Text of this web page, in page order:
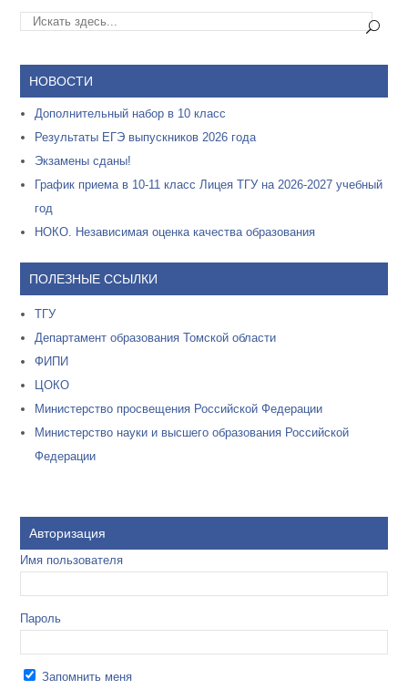
НОВОСТИ
Дополнительный набор в 10 класс
Результаты ЕГЭ выпускников 2026 года
Экзамены сданы!
График приема в 10-11 класс Лицея ТГУ на 2026-2027 учебный
год
НОКО. Независимая оценка качества образования
ПОЛЕЗНЫЕ ССЫЛКИ
ТГУ
Департамент образования Томской области
ФИПИ
ЦОКО
Министерство просвещения Российской Федерации
Министерство науки и высшего образования Российской
Федерации
Авторизация
Имя пользователя
Пароль
Запомнить меня